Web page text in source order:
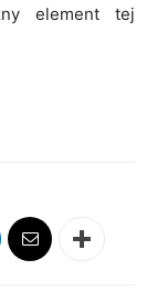
element tej